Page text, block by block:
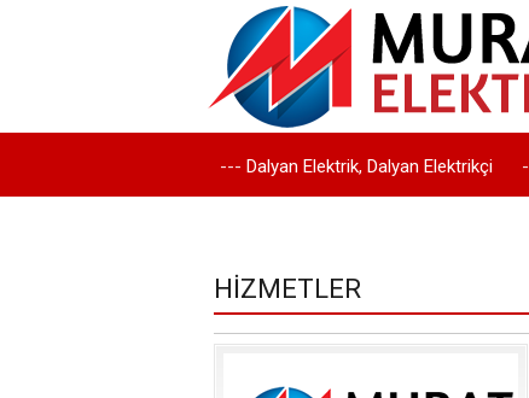
--- Dalyan Elektrik, Dalyan Elektrikçi
HİZMETLER